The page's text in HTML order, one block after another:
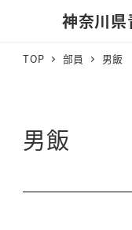
神奈川
TOP 部員 男飯
男飯